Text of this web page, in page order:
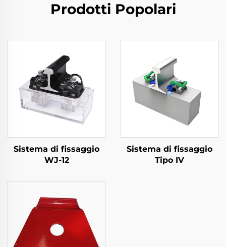
Prodotti Popolari
Sistema di fissaggio
WJ-12
Sistema di fissaggio
Tipo IV